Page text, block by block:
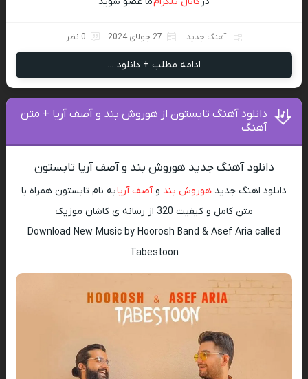
آهنگ جدید 27 جولای 2024 0 نظر
ادامه مطلب + دانلود ...
دانلود آهنگ تابستون از هوروش بند و آصف آریا + متن
آهنگ
دانلود آهنگ جدید هوروش بند و آصف آریا تابستون
دانلود اهنگ جدید هوروش بند وآصف آریابه نام تابستون همراه با
متن کامل و کیفیت 320 از رسانه ی کاشان موزیک
Download New Music by Hoorosh Band & Asef Aria called
Tabestoon